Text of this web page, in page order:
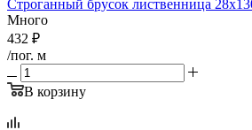
Строганный брусок лиственница
Много
432 ₽
/пог. м
В корзину